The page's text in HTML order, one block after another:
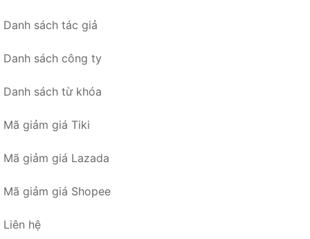
Danh sách tác giả
Danh sách công ty
Danh sách từ khóa
Mã giảm giá Tiki
Mã giảm giá Lazada
Mã giảm giá Shopee
Liên hệ